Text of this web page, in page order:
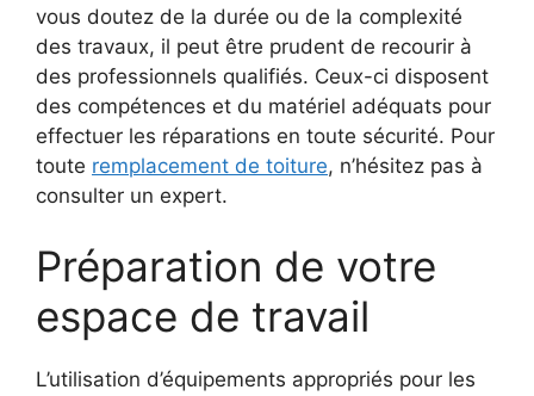
vous doutez de la durée ou de la complexité
des travaux, il peut être prudent de recourir à
des professionnels qualifiés. Ceux-ci disposent
des compétences et du matériel adéquats pour
effectuer les réparations en toute sécurité. Pour
toute remplacement de toiture, n’hésitez pas à
consulter un expert.
Préparation de votre
espace de travail
L’utilisation d’équipements appropriés pour les